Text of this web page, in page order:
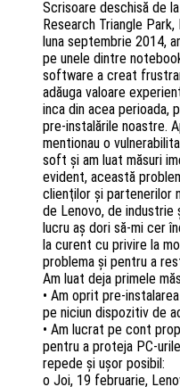
Scrisoare deschisă de
Research Triangle
luna septembrie 2014,
pe unele dintre
software a creat
adăuga valoare
inca din acea perioada,
pre-instalările noastre.
mentionau o
soft şi am luat măsuri
evident, această
clienţilor şi partenerilor
de Lenovo, de industrie
lucru aş dori să-mi cer
la curent cu privire la
problema şi pentru a
Am luat deja primele
• Am oprit pre-
pe niciun dispozitiv de
• Am lucrat pe cont
pentru a proteja PC-
repede şi uşor posibil:
o Joi, 19 februarie,